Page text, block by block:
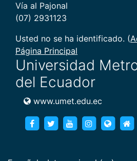
Vía al Pajonal
(07) 2931123
Usted no se ha identificado. (
Página Principal
Universidad
del Ecuador
www.umet.edu.ec
https://https://twitter.com/
https://goo.gl/
https://